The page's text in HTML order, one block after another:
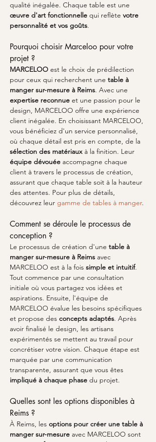
qualité inégalée. Chaque table est une
œuvre d'art fonctionnelle qui reflète votre
personnalité et vos goûts.
Pourquoi choisir Marceloo pour votre
projet ?
MARCELOO est le choix de prédilection
pour ceux qui recherchent une table à
manger sur-mesure à Reims. Avec une
expertise reconnue et une passion pour le
design, MARCELOO offre une expérience
client inégalée. En choisissant MARCELOO,
vous bénéficiez d'un service personnalisé,
où chaque détail est pris en compte, de la
sélection des matériaux à la finition. Leur
équipe dévouée accompagne chaque
client à travers le processus de création,
assurant que chaque table soit à la hauteur
des attentes. Pour plus de détails,
découvrez leur gamme de tables à manger.
Comment se déroule le processus de
conception ?
Le processus de création d'une table à
manger sur-mesure à Reims avec
MARCELOO est à la fois simple et intuitif.
Tout commence par une consultation
initiale où vous partagez vos idées et
aspirations. Ensuite, l'équipe de
MARCELOO évalue les besoins spécifiques
et propose des concepts adaptés. Après
avoir finalisé le design, les artisans
expérimentés se mettent au travail pour
concrétiser votre vision. Chaque étape est
marquée par une communication
transparente, assurant que vous êtes
impliqué à chaque phase du projet.
Quelles sont les options disponibles à
Reims ?
À Reims, les options pour créer une table à
manger sur-mesure avec MARCELOO sont